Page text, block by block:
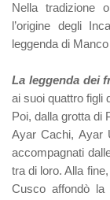
Nella tradizione
l’origine degli
leggenda di
La leggenda dei
ai suoi quattro figli
Poi, dalla grotta di
Ayar Cachi, Ayar
accompagnati
tra di loro. Alla
Cusco affondò